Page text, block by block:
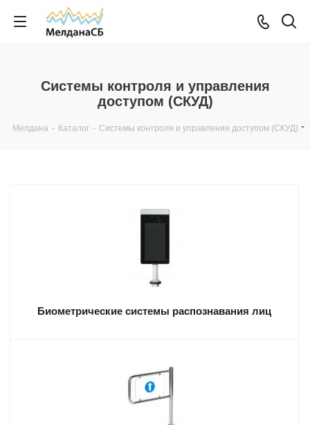
Системы контроля и управления
доступом (СКУД)
Мелдана - Каталог - Системы контроля и управления доступом (СКУД)
Биометрические системы распознавания лиц